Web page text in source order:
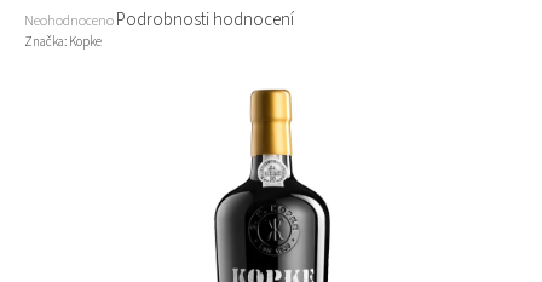
Průměrné
hodnocení
NeohodnocenoPodrobnosti hodnocení
Značka: Kopke